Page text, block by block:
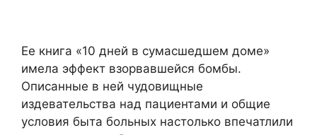
Ее книга «10 дней в сумасшедшем доме»
имела эффект взорвавшейся бомбы.
Описанные в ней чудовищные
издевательства над пациентами и общие
условия быта больных настолько впечатлили